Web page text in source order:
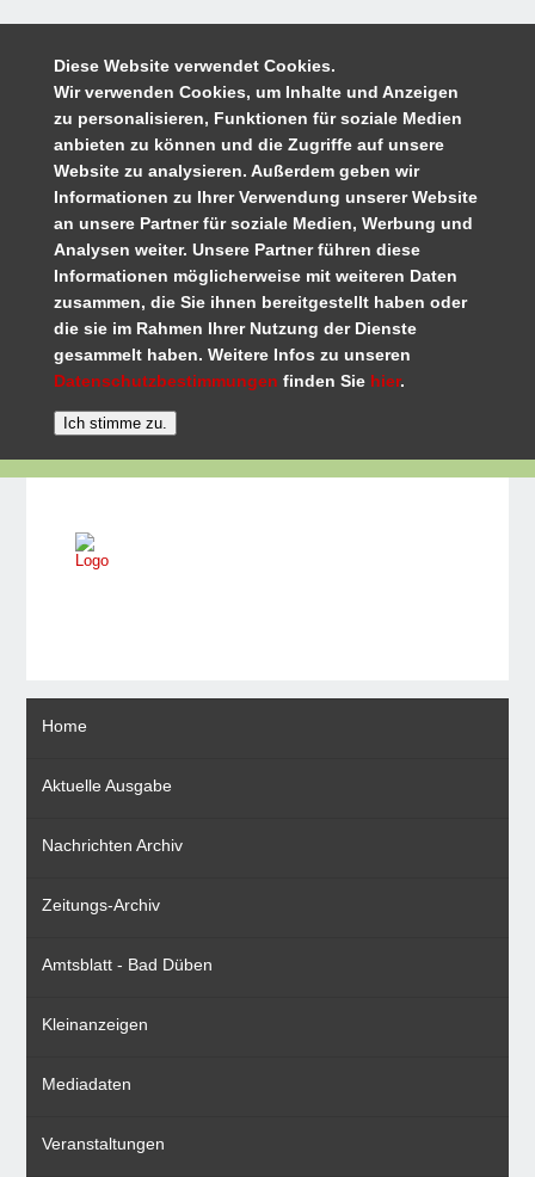
Diese Website verwendet Cookies.
Wir verwenden Cookies, um Inhalte und Anzeigen
zu personalisieren, Funktionen für soziale Medien
anbieten zu können und die Zugriffe auf unsere
Website zu analysieren. Außerdem geben wir
Informationen zu Ihrer Verwendung unserer Website
an unsere Partner für soziale Medien, Werbung und
Analysen weiter. Unsere Partner führen diese
Informationen möglicherweise mit weiteren Daten
zusammen, die Sie ihnen bereitgestellt haben oder
die sie im Rahmen Ihrer Nutzung der Dienste
gesammelt haben. Weitere Infos zu unseren
Datenschutzbestimmungen finden Sie hier.
Home
Aktuelle Ausgabe
Nachrichten Archiv
Zeitungs-Archiv
Amtsblatt - Bad Düben
Kleinanzeigen
Mediadaten
Veranstaltungen